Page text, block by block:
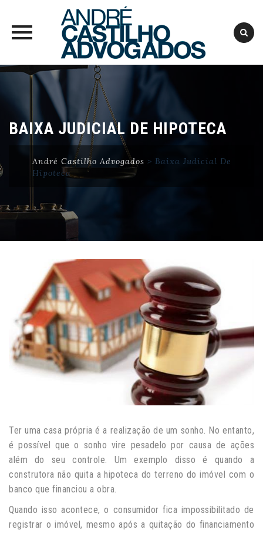
Skip
BAIXA JUDICIAL DE HIPOTECA
André Castilho Advogados > Baixa Judicial De
Hipoteca
Ter uma casa própria é a realização de um sonho. No entanto,
é possível que o sonho vire pesadelo por causa de ações
além do seu controle. Um exemplo disso é quando a
construtora não quita a hipoteca do terreno do imóvel com o
banco que financiou a obra.
Quando isso acontece, o consumidor fica impossibilitado de
registrar o imóvel, mesmo após a quitação do financiamento